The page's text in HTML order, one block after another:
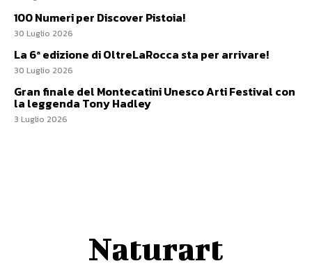
100 Numeri per Discover Pistoia!
30 Luglio 2026
La 6ª edizione di OltreLaRocca sta per arrivare!
30 Luglio 2026
Gran finale del Montecatini Unesco Arti Festival con
la leggenda Tony Hadley
3 Luglio 2026
Naturart